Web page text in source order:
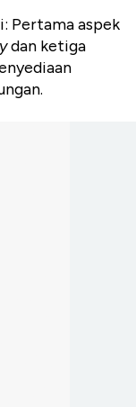
Pertama aspek
dan ketiga